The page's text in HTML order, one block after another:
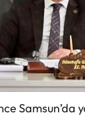
Samsun’da